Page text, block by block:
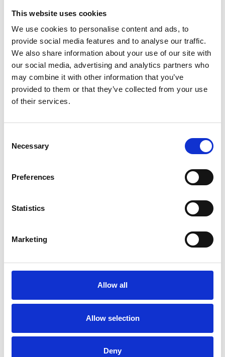
This website uses cookies
We use cookies to personalise content and ads, to
provide social media features and to analyse our traffic.
We also share information about your use of our site with
our social media, advertising and analytics partners who
may combine it with other information that you’ve
provided to them or that they’ve collected from your use
of their services.
Selection
Necessary
Preferences
Statistics
Marketing
Allow all
Allow selection
Deny
Articoli recenti
Nuovo Ex.t Flagship store
NOUVEAU CONTEST:VINCI 500€ DA
SPENDERE SU EX.T SHOP!
Ex.t at Maison&Objet
l’EDIDA 2019
Archiproducts Design Awards 2018
Sebastian Herkner, designer dell’anno
Ex.t al Cersaie 2018